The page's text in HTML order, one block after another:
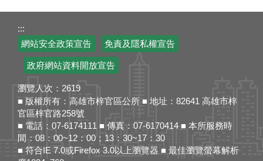
:::
網站安全政策宣告
免責及隱私權宣告
政府網站資料開放宣告
瀏覽人次： 2619
■ 版權所有：高雄市梓官區公所 ■ 地址：82641 高雄市梓
官區梓官路258號
■ 電話：07-6174111 ■ 傳真：07-6170414 ■ 本所服務時
間：08：00~12：00；13：30~17：30
■ 符合IE 7.0或Firefox 3.0以上瀏覽器 ■ 最佳瀏覽螢幕解析